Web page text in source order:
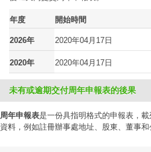
年度 開始時間
2026年 2020年04月17日
2020年 2020年04月17日
未有或逾期交付周年申報表的後果
周年申報表是一份具指明格式的申報表，
資料，例如註冊辦事處地址、股東、董事和